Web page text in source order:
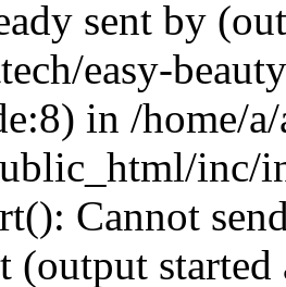
sent by
easy-
in /home/
inc/
Cannot
(output